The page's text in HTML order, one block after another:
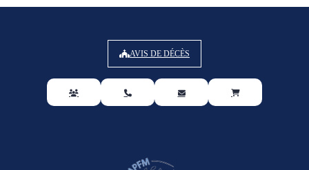
AVIS DE DÉCÈS